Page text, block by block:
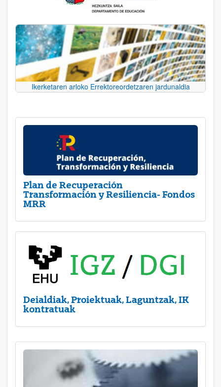
Ikerketaren arloko Errektoreordetzaren jardunaldia
Plan de Recuperación
Transformación y Resiliencia- Fondos
MRR
Deialdiak, Proiektuak, Laguntzak, IK
kontratuak